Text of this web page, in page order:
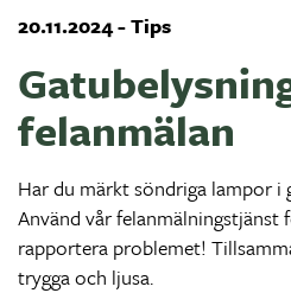
20.11.2024 - Tips
felanmälan
Har du märkt söndriga lampor i
Använd vår
rapportera problemet!
trygga och ljusa.